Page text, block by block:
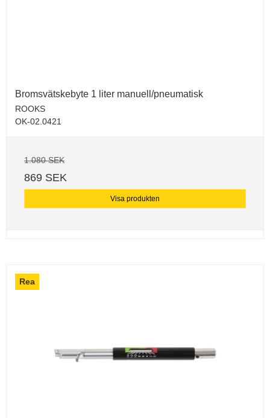
Bromsvätskebyte 1 liter manuell/pneumatisk
ROOKS
OK-02.0421
1.080 SEK
869 SEK
Visa produkten
Rea